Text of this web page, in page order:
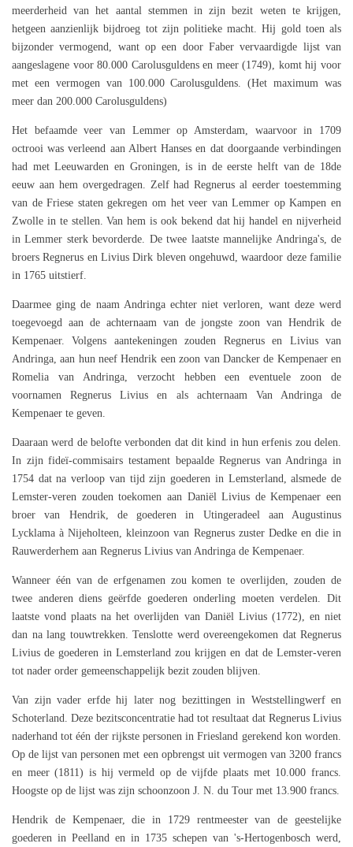
meerderheid van het aantal stemmen in zijn bezit weten te krijgen,
hetgeen aanzienlijk bijdroeg tot zijn politieke macht. Hij gold toen als
bijzonder vermogend, want op een door Faber vervaardigde lijst van
aangeslagene voor 80.000 Carolusguldens en meer (1749), komt hij voor
met een vermogen van 100.000 Carolusguldens. (Het maximum was
meer dan 200.000 Carolusguldens)
Het befaamde veer van Lemmer op Amsterdam, waarvoor in 1709
octrooi was verleend aan Albert Hanses en dat doorgaande verbindingen
had met Leeuwarden en Groningen, is in de eerste helft van de 18de
eeuw aan hem overgedragen. Zelf had Regnerus al eerder toestemming
van de Friese staten gekregen om het veer van Lemmer op Kampen en
Zwolle in te stellen. Van hem is ook bekend dat hij handel en nijverheid
in Lemmer sterk bevorderde. De twee laatste mannelijke Andringa's, de
broers Regnerus en Livius Dirk bleven ongehuwd, waardoor deze familie
in 1765 uitstierf.
Daarmee ging de naam Andringa echter niet verloren, want deze werd
toegevoegd aan de achternaam van de jongste zoon van Hendrik de
Kempenaer. Volgens aantekeningen zouden Regnerus en Livius van
Andringa, aan hun neef Hendrik een zoon van Dancker de Kempenaer en
Romelia van Andringa, verzocht hebben een eventuele zoon de
voornamen Regnerus Livius en als achternaam Van Andringa de
Kempenaer te geven.
Daaraan werd de belofte verbonden dat dit kind in hun erfenis zou delen.
In zijn fideï-commisairs testament bepaalde Regnerus van Andringa in
1754 dat na verloop van tijd zijn goederen in Lemsterland, alsmede de
Lemster-veren zouden toekomen aan Daniël Livius de Kempenaer een
broer van Hendrik, de goederen in Utingeradeel aan Augustinus
Lycklama à Nijeholteen, kleinzoon van Regnerus zuster Dedke en die in
Rauwerderhem aan Regnerus Livius van Andringa de Kempenaer.
Wanneer één van de erfgenamen zou komen te overlijden, zouden de
twee anderen diens geërfde goederen onderling moeten verdelen. Dit
laatste vond plaats na het overlijden van Daniël Livius (1772), en niet
dan na lang touwtrekken. Tenslotte werd overeengekomen dat Regnerus
Livius de goederen in Lemsterland zou krijgen en dat de Lemster-veren
tot nader order gemeenschappelijk bezit zouden blijven.
Van zijn vader erfde hij later nog bezittingen in Weststellingwerf en
Schoterland. Deze bezitsconcentratie had tot resultaat dat Regnerus Livius
naderhand tot één der rijkste personen in Friesland gerekend kon worden.
Op de lijst van personen met een opbrengst uit vermogen van 3200 francs
en meer (1811) is hij vermeld op de vijfde plaats met 10.000 francs.
Hoogste op de lijst was zijn schoonzoon J. N. du Tour met 13.900 francs.
Hendrik de Kempenaer, die in 1729 rentmeester van de geestelijke
goederen in Peelland en in 1735 schepen van 's-Hertogenbosch werd,